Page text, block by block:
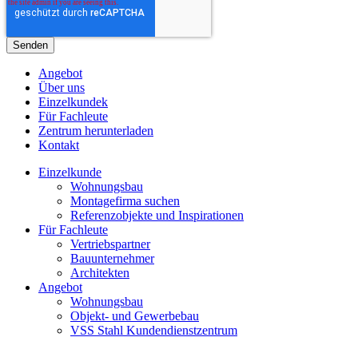
Angebot
Über uns
Einzelkundek
Für Fachleute
Zentrum herunterladen
Kontakt
Einzelkunde
Wohnungsbau
Montagefirma suchen
Referenzobjekte und Inspirationen
Für Fachleute
Vertriebspartner
Bauunternehmer
Architekten
Angebot
Wohnungsbau
Objekt- und Gewerbebau
VSS Stahl Kundendienstzentrum